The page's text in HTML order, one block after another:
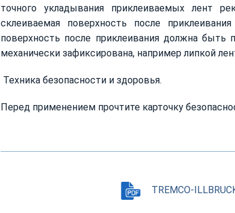
точного укладывания приклеиваемых лент
склеиваемая поверхность после
поверхность после приклеивания должна быть
механически зафиксирована, например липкой
Техника безопасности и здоровья.
Перед применением прочтите карточку
TREMCO-